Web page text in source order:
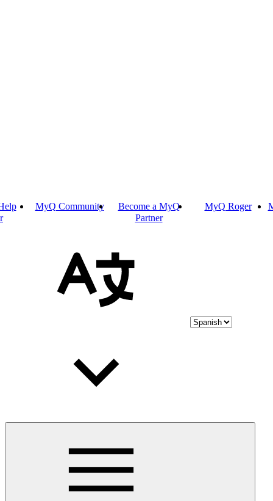
MyQ Community
Become a MyQ
Partner
MyQ Roger